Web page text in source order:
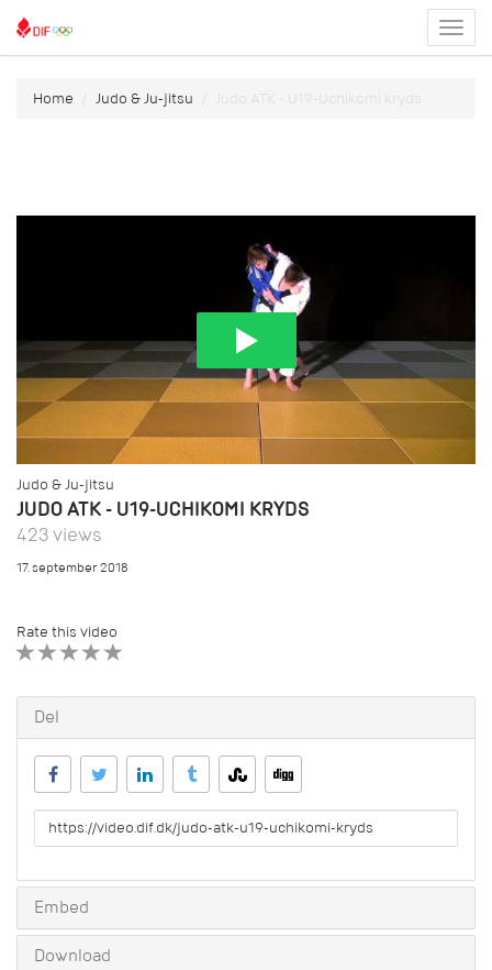
menu
Home Judo & Ju-jitsu Judo ATK - U19-Uchikomi kryds
Judo & Ju-jitsu
JUDO ATK - U19-UCHIKOMI KRYDS
423 views
17. september 2018
Rate this video
Del
URL
to
Embed
Download